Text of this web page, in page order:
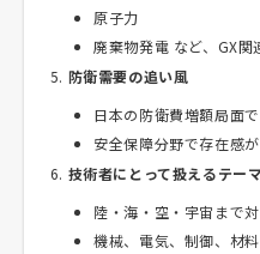
原子力
廃棄物発電 など、GX関
防衛需要の追い風
日本の防衛費増額局面
安全保障分野で存在感
技術者にとって扱えるテー
陸・海・空・宇宙まで
機械、電気、制御、材